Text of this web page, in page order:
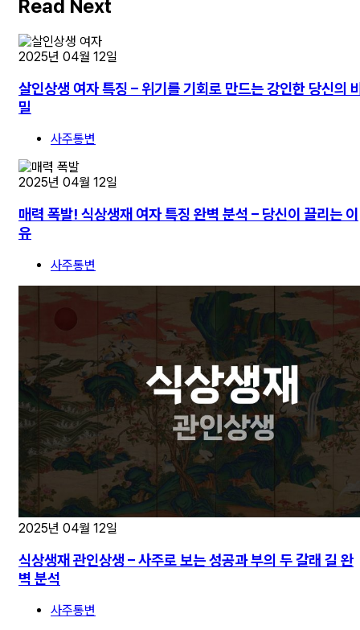
Read Next
2025년 04월 12일
살인상생 여자 특징 – 위기를 기회로 만드는 강인한 당신의
밀
사주통변
2025년 04월 12일
매력 폭발! 식상생재 여자 특징 완벽 분석 – 당신이 끌리는 이
유
사주통변
2025년 04월 12일
식상생재 관인상생 – 사주로 보는 성공과 부의 두 갈래 길 완
벽 분석
사주통변